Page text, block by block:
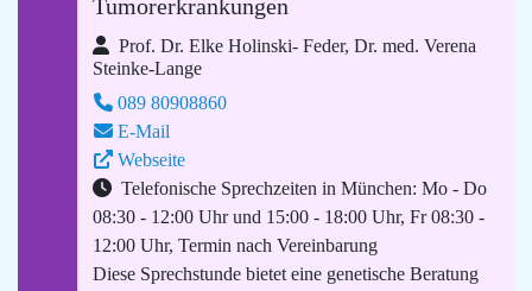
Tumorerkrankungen
Prof. Dr. Elke Holinski- Feder, Dr. med. Verena
Steinke-Lange
089 80908860
E-Mail
Webseite
Telefonische Sprechzeiten in München: Mo - Do
08:30 - 12:00 Uhr und 15:00 - 18:00 Uhr, Fr 08:30 -
12:00 Uhr, Termin nach Vereinbarung
Diese Sprechstunde bietet eine genetische Beratung